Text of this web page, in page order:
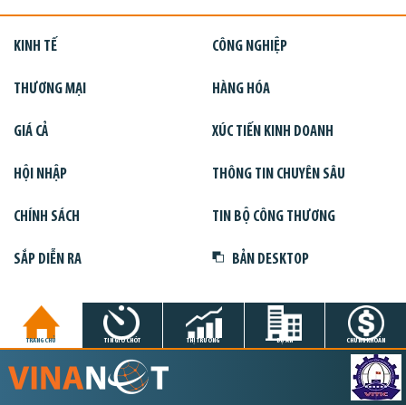
KINH TẾ CÔNG NGHIỆP
THƯƠNG MẠI HÀNG HÓA
GIÁ CẢ XÚC TIẾN KINH DOANH
HỘI NHẬP THÔNG TIN CHUYÊN SÂU
CHÍNH SÁCH TIN BỘ CÔNG THƯƠNG
SẮP DIỄN RA BẢN DESKTOP
TRANG CHỦ TIN GIỜ CHÓT THỊ TRƯỜNG DỰ ÁN CHỨNG KHOÁN